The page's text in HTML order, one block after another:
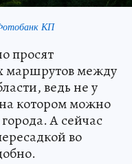
КП
просят
маршрутов между
ведь не у
на котором можно
А сейчас
во